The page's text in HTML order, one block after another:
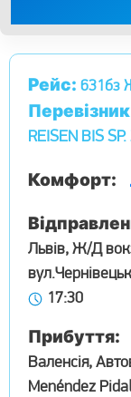
Рейс: 631бз
REISEN BIS SP.
Комфорт:
Львів, Ж/Д
17:30
Прибуття:
Валенсія,
Menéndez